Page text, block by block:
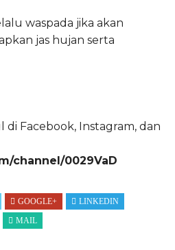
waspada jika akan
jas hujan serta
Facebook, Instagram, dan
channel/0029VaD
GOOGLE+
LINKEDIN
MAIL